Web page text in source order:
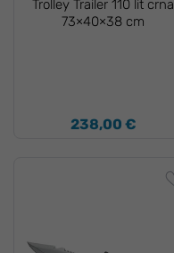
Trolley Trailer 110 lit crna
73×40×38 cm
238,00 €